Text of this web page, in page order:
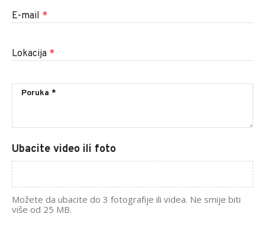
E-mail *
Lokacija *
Ubacite video ili foto
Možete da ubacite do 3 fotografije ili videa. Ne smije biti
više od 25 MB.